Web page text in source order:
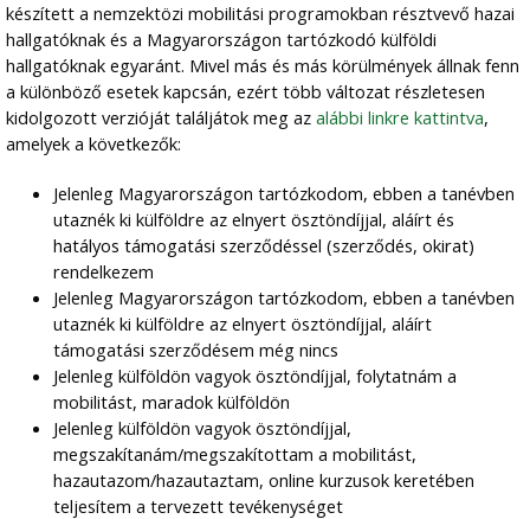
készített a nemzektözi mobilitási programokban résztvevő hazai
hallgatóknak és a Magyarországon tartózkodó külföldi
hallgatóknak egyaránt. Mivel más és más körülmények állnak fenn
a különböző esetek kapcsán, ezért több változat részletesen
kidolgozott verzióját találjátok meg az alábbi linkre kattintva,
amelyek a következők:
Jelenleg Magyarországon tartózkodom, ebben a tanévben
utaznék ki külföldre az elnyert ösztöndíjjal, aláírt és
hatályos támogatási szerződéssel (szerződés, okirat)
rendelkezem
Jelenleg Magyarországon tartózkodom, ebben a tanévben
utaznék ki külföldre az elnyert ösztöndíjjal, aláírt
támogatási szerződésem még nincs
Jelenleg külföldön vagyok ösztöndíjjal, folytatnám a
mobilitást, maradok külföldön
Jelenleg külföldön vagyok ösztöndíjjal,
megszakítanám/megszakítottam a mobilitást,
hazautazom/hazautaztam, online kurzusok keretében
teljesítem a tervezett tevékenységet